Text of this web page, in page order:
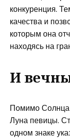
конкуренция.
качества и
которым она
находясь на
И
Помимо Солнца
Луна певицы.
одном знаке